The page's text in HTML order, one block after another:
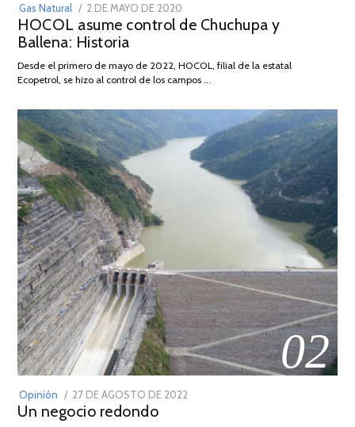
Gas Natural
POSTED
ON
2 DE MAYO DE 2020
DE
2026
HOCOL asume control de Chuchupa y
Ballena: Historia
Desde el primero de mayo de 2022, HOCOL, filial de la estatal
Ecopetrol, se hizo al control de los campos …
02
Opinión
POSTED
ON
27 DE AGOSTO DE 2022
Un negocio redondo